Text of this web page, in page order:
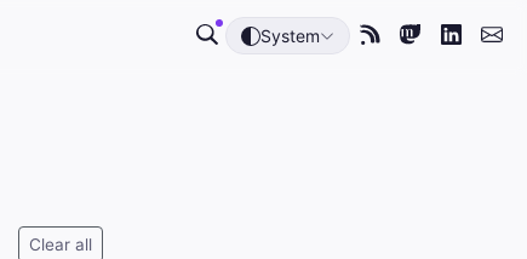
System
Clear all